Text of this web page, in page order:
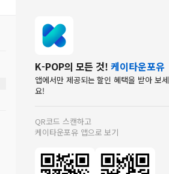
K-POP의 모든 것! 케이타운포유
앱에서만 제공되는 할인 혜택을 받아 보세
요!
QR코드 스캔하고
케이타운포유 앱으로 보기